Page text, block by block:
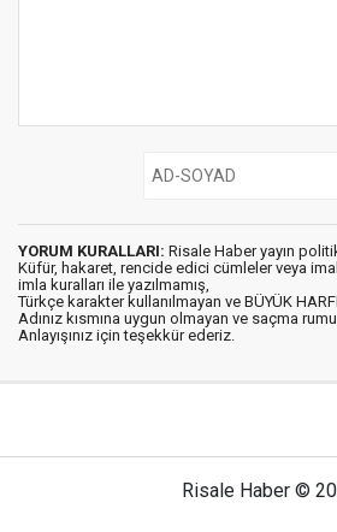
YORUM KURALLARI: Risale Haber yayın
Küfür, hakaret, rencide edici cümleler veya
imla kuralları ile yazılmamış,
Türkçe karakter kullanılmayan ve BÜYÜK
Adınız kısmına uygun olmayan ve saçma
Anlayışınız için teşekkür ederiz.
Risale Haber ©